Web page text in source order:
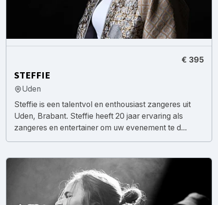
€ 395
STEFFIE
Uden
Steffie is een talentvol en enthousiast zangeres uit
Uden, Brabant. Steffie heeft 20 jaar ervaring als
zangeres en entertainer om uw evenement te d...